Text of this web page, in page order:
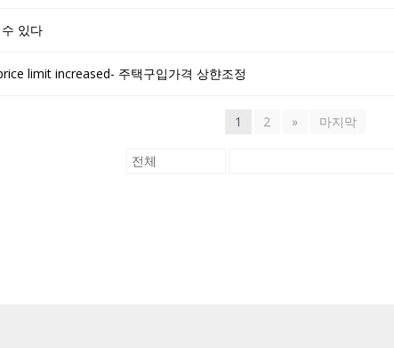
있다
limit increased- 주택구입가격 상햔조정
1 2 » 마지막